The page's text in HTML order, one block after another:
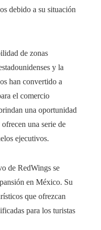
debido a su situación
de zonas
y la
han convertido a
el comercio
una oportunidad
una serie de
ejecutivos.
de RedWings se
en México. Su
que ofrezcan
para los turistas